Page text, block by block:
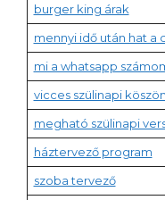
burger king árak
mennyi idő után hat a
mi a whatsapp
vicces szülinapi
megható szülinapi
háztervező program
szoba tervező